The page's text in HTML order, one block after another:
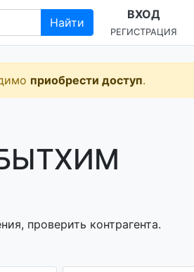
Найти
ВХОД
РЕГИСТРАЦИЯ
приобрести доступ.
проверить контрагента.